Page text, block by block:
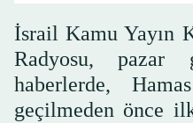
İsrail Kamu Yayın
Radyosu, pazar
haberlerde,
geçilmeden önce